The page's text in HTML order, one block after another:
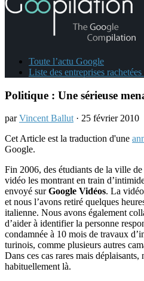
Toute l’actu Google
Liste des entreprises
Politique : Une sérieuse
parVincent Ballut· 25 février 2010
Cet Article est la traduction d'une
Google.
Fin 2006, des étudiants de la ville
vidéo les montrant en train
envoyé surGoogle Vidéos. La
et nous l’avons retiré quelques
italienne. Nous avons également
d’aider à identifier la personne
condamnée à 10 mois de travaux
turinois, comme plusieurs autres
Dans ces cas rares mais
habituellement là.